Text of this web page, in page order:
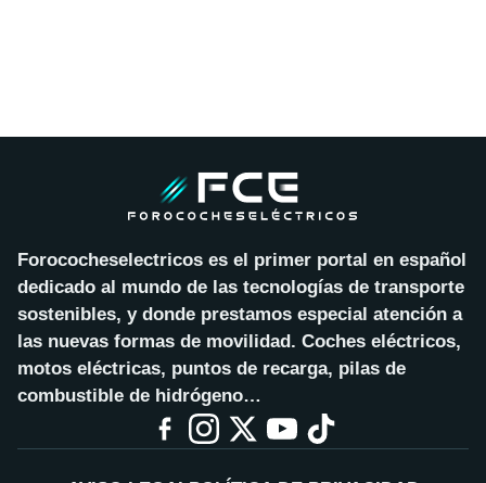
Forococheselectricos es el primer portal en español
dedicado al mundo de las tecnologías de transporte
sostenibles, y donde prestamos especial atención a
las nuevas formas de movilidad. Coches eléctricos,
motos eléctricas, puntos de recarga, pilas de
combustible de hidrógeno…